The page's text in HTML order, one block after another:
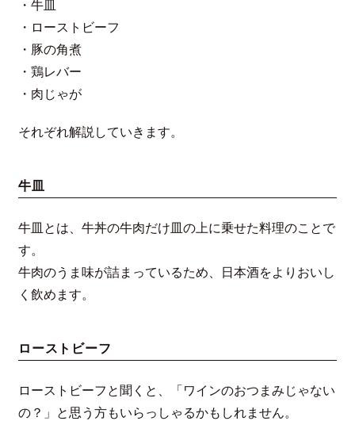
・牛皿
・ローストビーフ
・豚の角煮
・鶏レバー
・肉じゃが
それぞれ解説していきます。
牛皿
牛皿とは、牛丼の牛肉だけ皿の上に乗せた料理のことで
す。
牛肉のうま味が詰まっているため、日本酒をよりおいし
く飲めます。
ローストビーフ
ローストビーフと聞くと、「ワインのおつまみじゃない
の？」と思う方もいらっしゃるかもしれません。